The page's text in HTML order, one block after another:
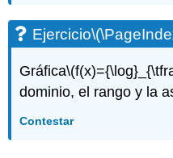
Ejercicio
Gráfica
dominio, el rango y la
Contestar